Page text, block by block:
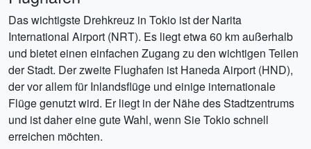
Das wichtigste Drehkreuz in Tokio ist der Narita
International Airport (NRT). Es liegt etwa 60 km außerhalb
und bietet einen einfachen Zugang zu den wichtigen Teilen
der Stadt. Der zweite Flughafen ist Haneda Airport (HND),
der vor allem für Inlandsflüge und einige internationale
Flüge genutzt wird. Er liegt in der Nähe des Stadtzentrums
und ist daher eine gute Wahl, wenn Sie Tokio schnell
erreichen möchten.